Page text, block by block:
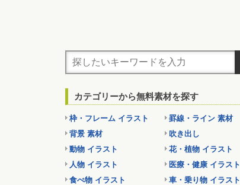
カテゴリーから無料素材を探す
枠・フレーム イラスト
罫線・ライン 素材
背景 素材
吹き出し
動物 イラスト
花・植物 イラスト
人物 イラスト
医療・健康 イラスト
食べ物 イラスト
車・乗り物 イラスト